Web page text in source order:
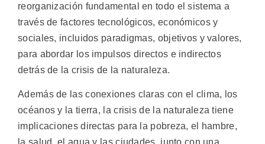
reorganización fundamental en todo el sistema a
través de factores tecnológicos, económicos y
sociales, incluidos paradigmas, objetivos y valores,
para abordar los impulsos directos e indirectos
detrás de la crisis de la naturaleza.
Además de las conexiones claras con el clima, los
océanos y la tierra, la crisis de la naturaleza tiene
implicaciones directas para la pobreza, el hambre,